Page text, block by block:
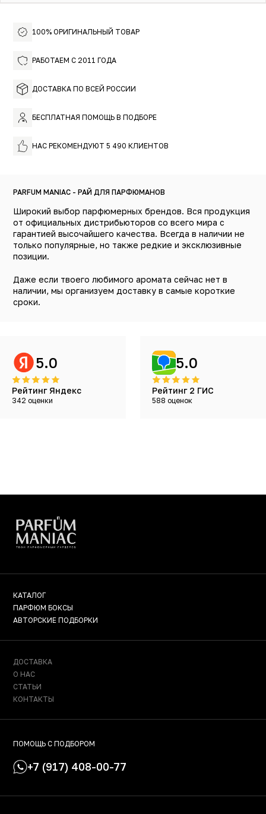
100% ОРИГИНАЛЬНЫЙ ТОВАР
РАБОТАЕМ С 2011 ГОДА
ДОСТАВКА ПО ВСЕЙ РОССИИ
БЕСПЛАТНАЯ ПОМОЩЬ В ПОДБОРЕ
НАС РЕКОМЕНДУЮТ 5 490 КЛИЕНТОВ
PARFUM MANIAC - РАЙ ДЛЯ ПАРФЮМАНОВ
Широкий выбор парфюмерных брендов. Вся продукция
от официальных дистрибьюторов со всего мира с
гарантией высочайшего качества. Всегда в наличии не
только популярные, но также редкие и эксклюзивные
позиции.
Даже если твоего любимого аромата сейчас нет в
наличии, мы организуем доставку в самые короткие
сроки.
5.0
Рейтинг Яндекс
342 оценки
5.0
Рейтинг 2 ГИС
588 оценок
уютный и в то же время жаркий и чувственный, он
призван собирать комплименты.
КАТАЛОГ
ПАРФЮМ БОКСЫ
АВТОРСКИЕ ПОДБОРКИ
ДОСТАВКА
О НАС
СТАТЬИ
КОНТАКТЫ
ПОМОЩЬ С ПОДБОРОМ
+7 (917) 408-00-77